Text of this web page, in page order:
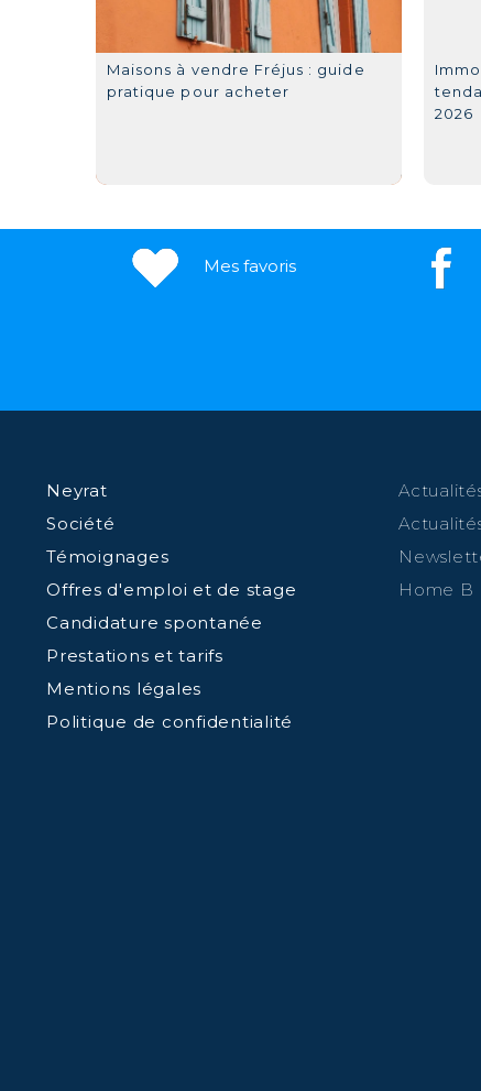
Maisons à vendre Fréjus : guide
pratique pour acheter
2026
Mes favoris
Neyrat
Société
Témoignages
Offres d'emploi et de stage
Candidature spontanée
Prestations et tarifs
Mentions légales
Politique de confidentialité
Home B